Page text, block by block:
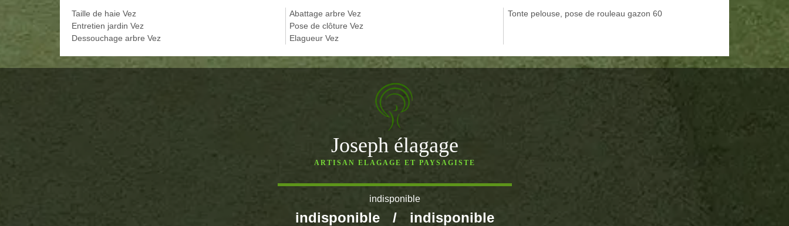
Taille de haie Vez
Entretien jardin Vez
Dessouchage arbre Vez
Abattage arbre Vez
Pose de clôture Vez
Elagueur Vez
Tonte pelouse, pose de rouleau gazon 60
Joseph élagage
ARTISAN ELAGAGE ET PAYSAGISTE
indisponible
indisponible / indisponible